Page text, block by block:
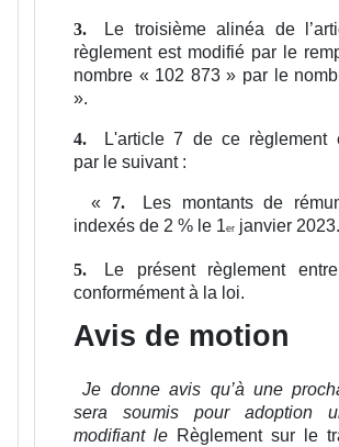
3.
Le troisième alinéa de
règlement est modifié par le
nombre « 102 873 » par le
».
4.
L'article 7 de ce règlement
par le suivant :
« 7.
Les montants de
indexés de 2 % le 1er janvier 2023.
5.
Le présent règlement
conformément à la loi.
Avis de motion
Je donne avis qu’à une
sera soumis pour adoption
modifiant le Règlement sur le